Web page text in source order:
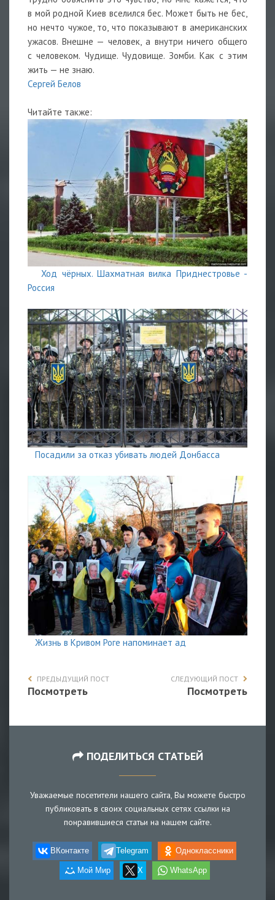
в мой родной Киев вселился бес. Может быть не бес,
но нечто чужое, то, что показывают в американских
ужасов. Внешне — человек, а внутри ничего общего
с человеком. Чудище. Чудовище. Зомби. Как с этим
жить — не знаю.
Сергей Белов
Читайте также:
Ход чёрных. Шахматная вилка Приднестровье -
Россия
Посадили за отказ убивать людей Донбасса
Жизнь в Кривом Роге напоминает ад
ПРЕДЫДУЩИЙ ПОСТ
Посмотреть
СЛЕДУЮЩИЙ ПОСТ
Посмотреть
ПОДЕЛИТЬСЯ СТАТЬЕЙ
Уважаемые посетители нашего сайта, Вы можете быстро
публиковать в своих социальных сетях ссылки на
понравившиеся статьи на нашем сайте.
ВКонтакте Telegram Одноклассники
Мой Мир X WhatsApp